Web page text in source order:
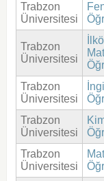
Trabzon
Üniversitesi
Trabzon
Üniversitesi
Trabzon
Üniversitesi
Trabzon
Üniversitesi
Trabzon
Üniversitesi